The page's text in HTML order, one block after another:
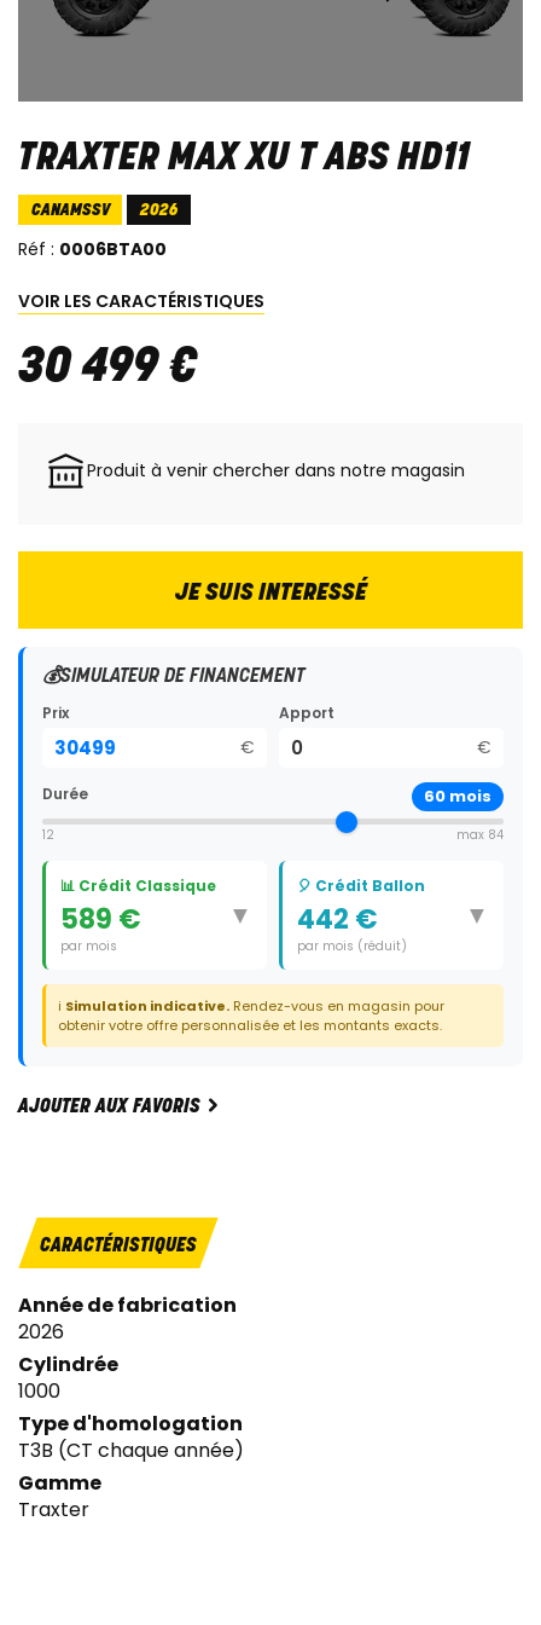
TRAXTER MAX XU T ABS HD11
CANAMSSV 2026
Réf : 0006BTA00
VOIR LES CARACTÉRISTIQUES
30 499€
Produit à venir chercher dans notre magasin
JE SUIS INTERESSÉ
💰SIMULATEUR DE FINANCEMENT
Prix
€
Apport
€
Durée 60 mois
12 max 84
📊 Crédit Classique
589 €
par mois
▼
Durée: 60 mois
🎈 Crédit Ballon
442 €
par mois (réduit)
▼
Durée:
59 mois
Dernier paiement:10 675 €
ℹ️ Simulation indicative. Rendez-vous en magasin pour
obtenir votre offre personnalisée et les montants exacts.
AJOUTER AUX FAVORIS
CARACTÉRISTIQUES
Année de fabrication
2026
Cylindrée
1000
Type d'homologation
T3B (CT chaque année)
Gamme
Traxter